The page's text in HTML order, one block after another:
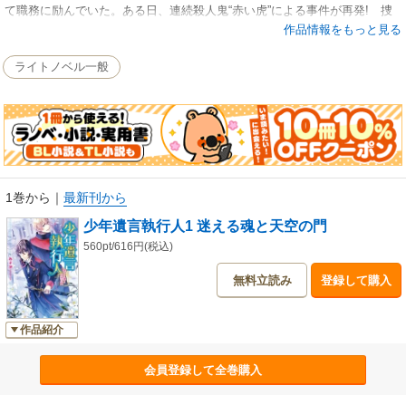
て職務に励んでいた。ある日、連続殺人鬼“赤い虎”による事件が再発! 捜
査を進めると、浮かび上がった容疑者は、なんと……!? 特殊能力活劇、
作品情報をもっと見る
ライトノベル一般
1巻から ｜ 最新刊から
作品紹介
少年遺言執行人1 迷える魂と天空の門
560pt/616円(税込)
無料立読み 登録して購入
会員登録して全巻購入